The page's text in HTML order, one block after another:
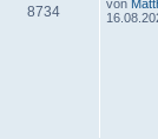
8734 von